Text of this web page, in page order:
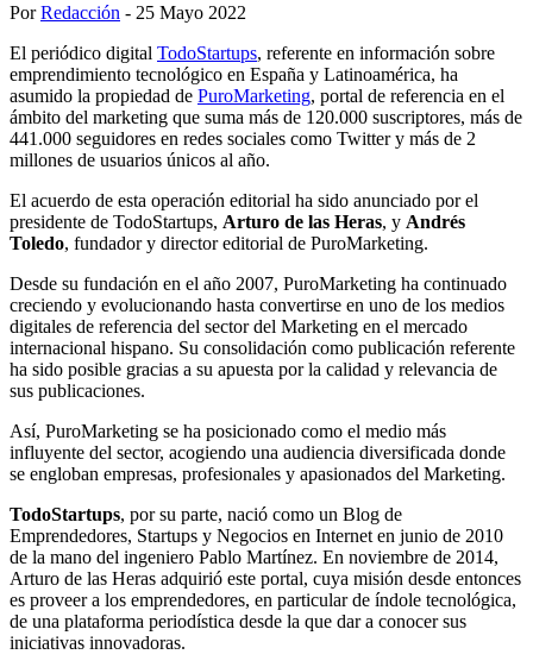
PorRedacción - 25 Mayo 2022
El periódico digital TodoStartups, referente en información sobre
emprendimiento tecnológico en España y Latinoamérica, ha
asumido la propiedad de PuroMarketing, portal de referencia en el
ámbito del marketing que suma más de 120.000 suscriptores, más de
441.000 seguidores en redes sociales como Twitter y más de 2
millones de usuarios únicos al año.
El acuerdo de esta operación editorial ha sido anunciado por el
presidente de TodoStartups, Arturo de las Heras, y Andrés
Toledo, fundador y director editorial de PuroMarketing.
Desde su fundación en el año 2007, PuroMarketing ha continuado
creciendo y evolucionando hasta convertirse en uno de los medios
digitales de referencia del sector del Marketing en el mercado
internacional hispano. Su consolidación como publicación referente
ha sido posible gracias a su apuesta por la calidad y relevancia de
sus publicaciones.
Así, PuroMarketing se ha posicionado como el medio más
influyente del sector, acogiendo una audiencia diversificada donde
se engloban empresas, profesionales y apasionados del Marketing.
TodoStartups, por su parte, nació como un Blog de
Emprendedores, Startups y Negocios en Internet en junio de 2010
de la mano del ingeniero Pablo Martínez. En noviembre de 2014,
Arturo de las Heras adquirió este portal, cuya misión desde entonces
es proveer a los emprendedores, en particular de índole tecnológica,
de una plataforma periodística desde la que dar a conocer sus
iniciativas innovadoras.